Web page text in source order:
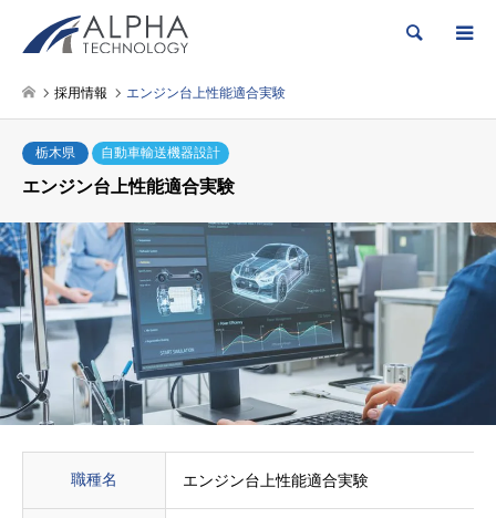
検索
採用情報 エンジン台上性能適合実験
栃木県 自動車輸送機器設計
エンジン台上性能適合実験
職種名 エンジン台上性能適合実験